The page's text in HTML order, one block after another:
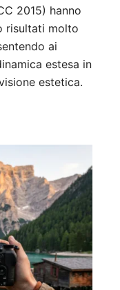
2015) hanno
risultati molto
ai
estesa in
estetica.